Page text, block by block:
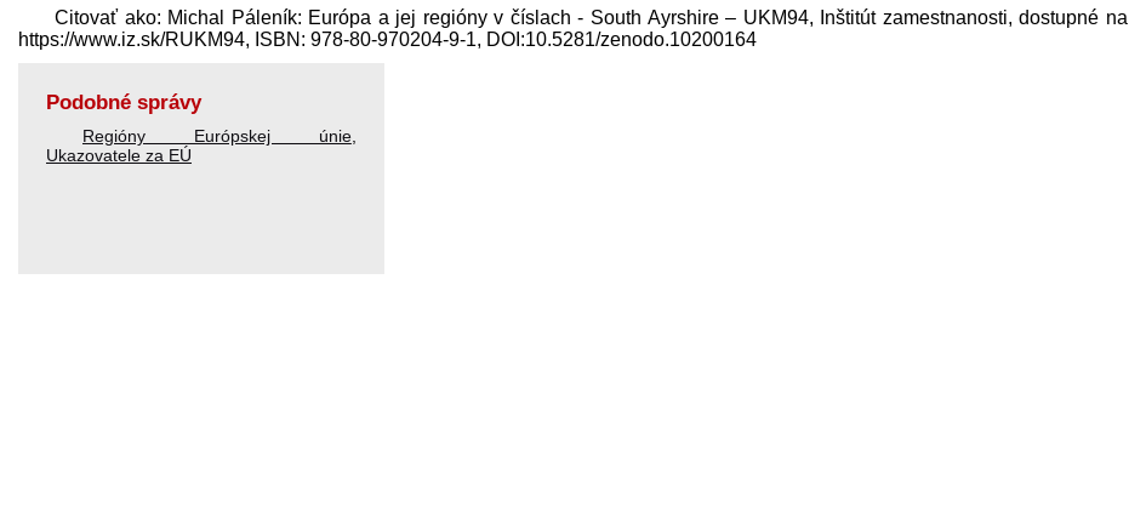
Citovať ako: Michal Páleník: Európa a jej regióny v číslach - South Ayrshire – UKM94, Inštitút zamestnanosti, dostupné na
https://www.iz.sk/​RUKM94, ISBN: 978-80-970204-9-1, DOI:10.5281/zenodo.10200164
Podobné správy
Regióny Európskej únie,
Ukazovatele za EÚ